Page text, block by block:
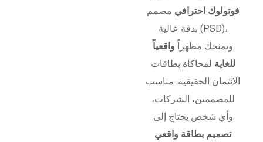
فوتولوك احترافي مصمم
بدقة عالية (PSD)،
ويمنحك مظهراً واقعياً
للغاية لمحاكاة بطاقات
الائتمان الحقيقية. مناسب
للمصممين، الشركات،
وأي شخص يحتاج إلى
تصميم بطاقة واقعي